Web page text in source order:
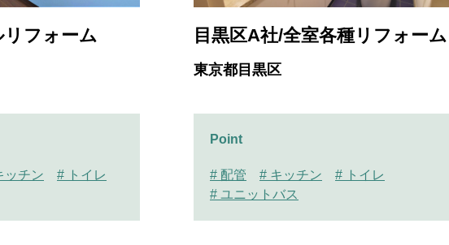
リフォーム
ッチン
# トイレ
目黒区A社/全室各種リフォーム
東京都目黒区
Point
# 配管 # キッチン
# トイレ
# ユニットバス